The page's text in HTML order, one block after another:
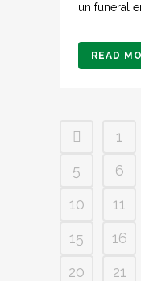
un funeral
READ
1
5
6
10
11
15
16
20
21